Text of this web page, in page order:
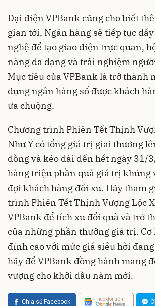
Đại diện VPBank cũng cho biết
gian tới, Ngân hàng sẽ tiếp tục
nghệ để tạo giao diện trực quan,
năng đa dạng và trải nghiệm
Mục tiêu của VPBank là trở thành
dụng ngân hàng số được khách
ưa chuộng.
Chương trình Phiên Tết Thịnh
Như Ý có tổng giá trị giải thưởng
đồng và kéo dài đến hết ngày 31/
hàng triệu phần quà giá trị khủng
đợi khách hàng đổi xu. Hãy tham
trình Phiên Tết Thịnh Vượng Lộc
VPBank để tích xu đổi quà và trở
của những phần thưởng giá trị.
đỉnh cao với mức giá siêu hời
hãy để VPBank đồng hành mang
vượng cho khởi đầu năm mới.
Chia sẻ Facebook Theo dõi trên